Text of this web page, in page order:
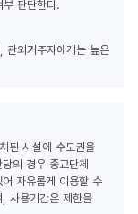
부 판단한다.
관외거주자에게는 높은
된 시설에 수도권을
의 경우 종교단체
자유롭게 이용할 수
사용기간은 제한을